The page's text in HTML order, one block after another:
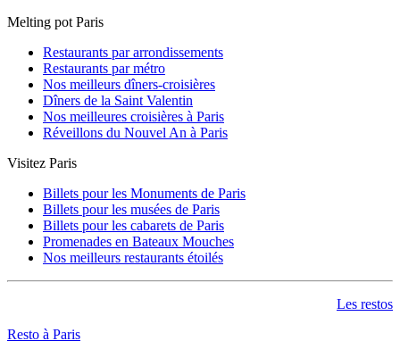
Melting pot Paris
Restaurants par arrondissements
Restaurants par métro
Nos meilleurs dîners-croisières
Dîners de la Saint Valentin
Nos meilleures croisières à Paris
Réveillons du Nouvel An à Paris
Visitez Paris
Billets pour les Monuments de Paris
Billets pour les musées de Paris
Billets pour les cabarets de Paris
Promenades en Bateaux Mouches
Nos meilleurs restaurants étoilés
Les restos
Resto à Paris